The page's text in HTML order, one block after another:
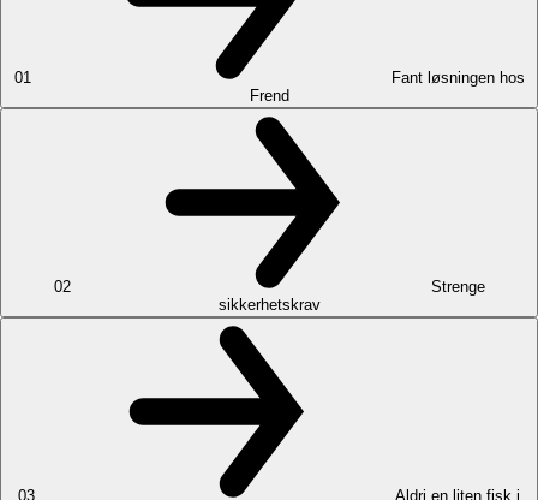
01
Fant løsningen hos
Frend
02
Strenge
sikkerhetskrav
03
Aldri en liten fisk i